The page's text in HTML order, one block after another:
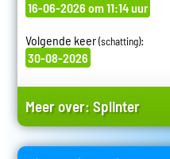
16-06-2026 om 11:14 uur
Volgende keer(schatting):
30-08-2026
Meer over:Splinter